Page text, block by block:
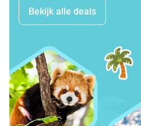
Bekijk alle deals